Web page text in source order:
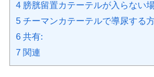
4 膀胱留置カテーテルが入らない
5 チーマンカテーテルで導尿する
6 共有:
7 関連